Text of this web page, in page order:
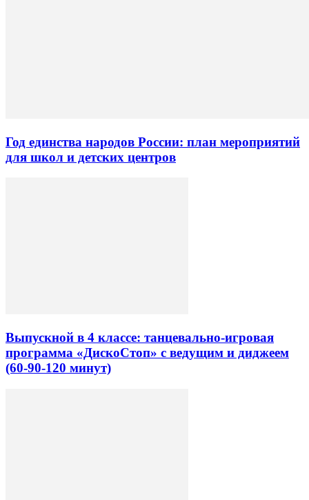
Год единства народов России: план мероприятий
для школ и детских центров
Выпускной в 4 классе: танцевально-игровая
программа «ДискоСтоп» с ведущим и диджеем
(60-90-120 минут)